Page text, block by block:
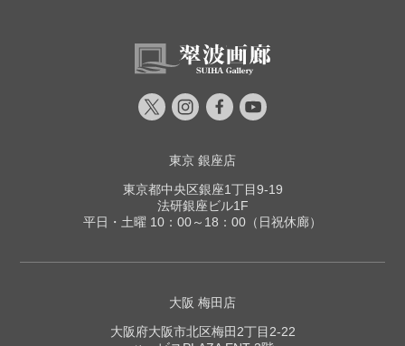
東京 銀座店
東京都中央区銀座1丁目9-19
法研銀座ビル1F
平日・土曜 10：00～18：00（日祝休廊）
大阪 梅田店
大阪府大阪市北区梅田2丁目2-22